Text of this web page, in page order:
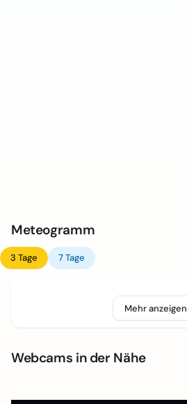
Meteogramm
3 Tage 7 Tage
Mehr anzeigen
Webcams in der Nähe